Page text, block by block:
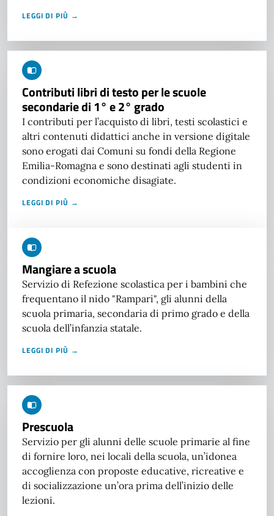
LEGGI DI PIÙ →
Contributi libri di testo per le scuole
secondarie di 1° e 2° grado
I contributi per l’acquisto di libri, testi scolastici e
altri contenuti didattici anche in versione digitale
sono erogati dai Comuni su fondi della Regione
Emilia-Romagna e sono destinati agli studenti in
condizioni economiche disagiate.
LEGGI DI PIÙ →
Mangiare a scuola
Servizio di Refezione scolastica per i bambini che
frequentano il nido "Rampari", gli alunni della
scuola primaria, secondaria di primo grado e della
scuola dell’infanzia statale.
LEGGI DI PIÙ →
Prescuola
Servizio per gli alunni delle scuole primarie al fine
di fornire loro, nei locali della scuola, un’idonea
accoglienza con proposte educative, ricreative e
di socializzazione un’ora prima dell’inizio delle
lezioni.